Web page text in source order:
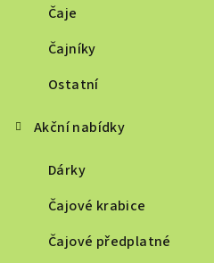
Čaje
Čajníky
Ostatní
Akční nabídky
Dárky
Čajové krabice
Čajové předplatné